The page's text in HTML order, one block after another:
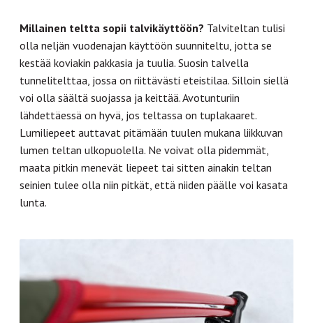
Millainen teltta sopii talvikäyttöön? Talviteltan tulisi
olla neljän vuodenajan käyttöön suunniteltu, jotta se
kestää koviakin pakkasia ja tuulia. Suosin talvella
tunnelitelttaa, jossa on riittävästi eteistilaa. Silloin siellä
voi olla säältä suojassa ja keittää. Avotunturiin
lähdettäessä on hyvä, jos teltassa on tuplakaaret.
Lumiliepeet auttavat pitämään tuulen mukana liikkuvan
lumen teltan ulkopuolella. Ne voivat olla pidemmät,
maata pitkin menevät liepeet tai sitten ainakin teltan
seinien tulee olla niin pitkät, että niiden päälle voi kasata
lunta.